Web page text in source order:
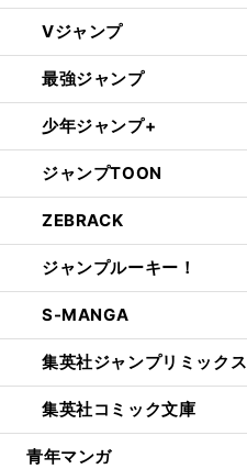
Vジャンプ
最強ジャンプ
少年ジャンプ+
ジャンプTOON
ZEBRACK
ジャンプルーキー！
S-MANGA
集英社ジャンプリミックス
集英社コミック文庫
青年マンガ